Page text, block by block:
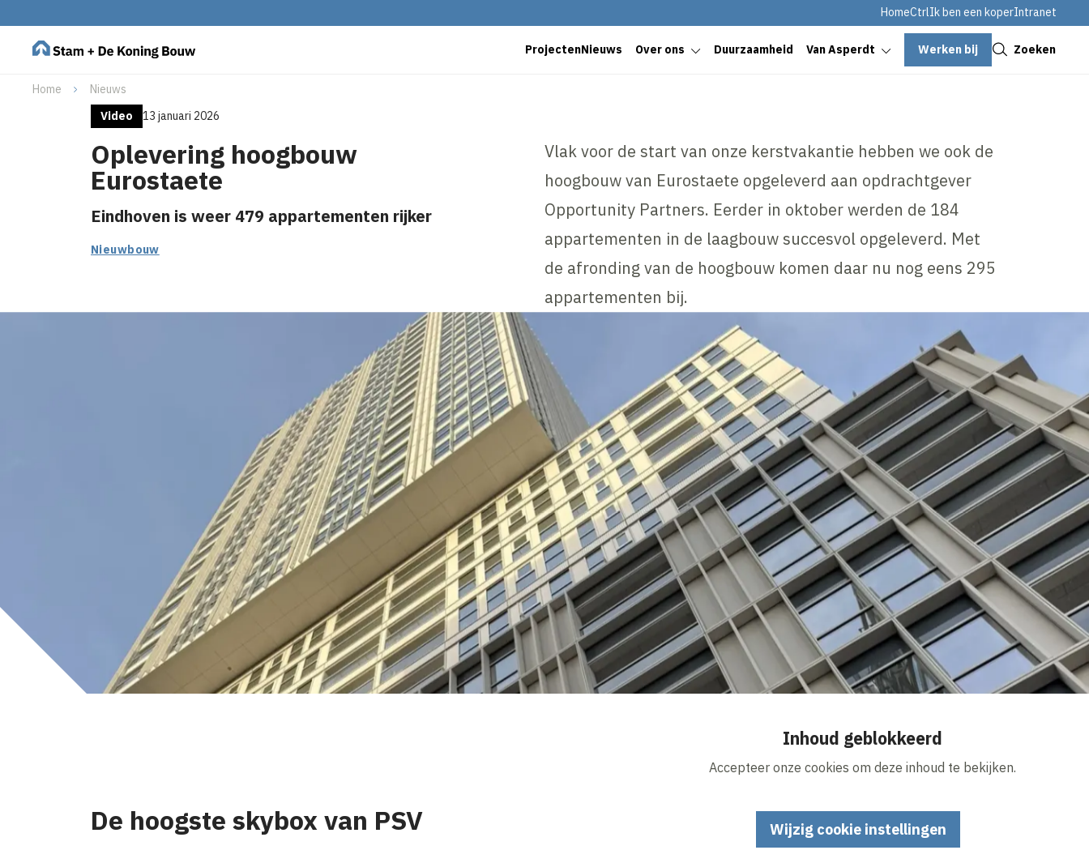
HomeCtrlIk ben een koperIntranet
ProjectenNieuws Over ons Duurzaamheid Van Asperdt Werken bij Zoeken
Home
Nieuws
Video
13 januari 2026
Oplevering hoogbouw
Eurostaete
Eindhoven is weer 479 appartementen rijker
Nieuwbouw
Vlak voor de start van onze kerstvakantie hebben we ook de
hoogbouw van Eurostaete opgeleverd aan opdrachtgever
Opportunity Partners. Eerder in oktober werden de 184
appartementen in de laagbouw succesvol opgeleverd. Met
de afronding van de hoogbouw komen daar nu nog eens 295
appartementen bij.
Inhoud geblokkeerd
Accepteer onze cookies om deze inhoud te bekijken.
Wijzig cookie instellingen
De hoogste skybox van PSV
Sluiten